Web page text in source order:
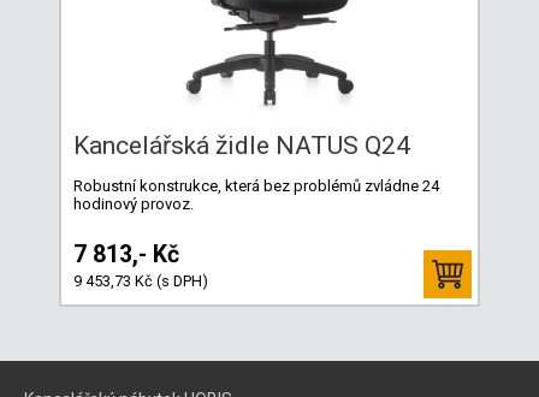
Kancelářská židle NATUS Q24
Robustní konstrukce, která bez problémů zvládne 24
hodinový provoz.
7 813,- Kč
9 453,73 Kč (s DPH)